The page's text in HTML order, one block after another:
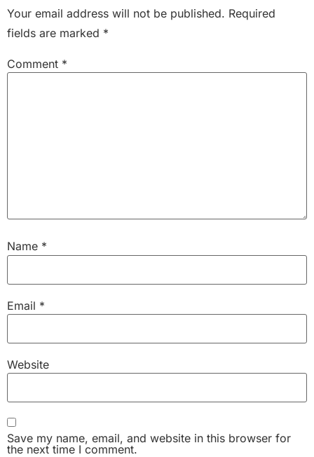
Your email address will not be published. Required
fields are marked *
Comment *
Name *
Email *
Website
Save my name, email, and website in this browser for
the next time I comment.